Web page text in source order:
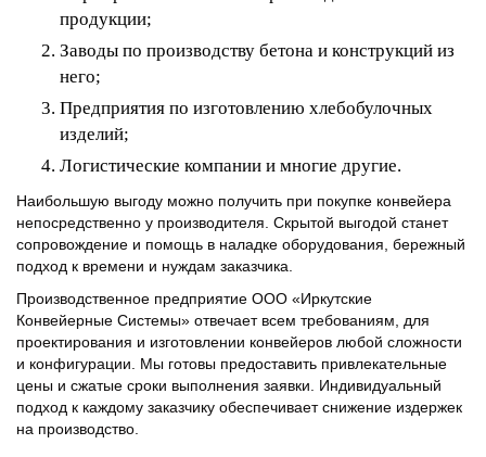
продукции;
Заводы по производству бетона и конструкций из
него;
Предприятия по изготовлению хлебобулочных
изделий;
Логистические компании и многие другие.
Наибольшую выгоду можно получить при покупке конвейера
непосредственно у производителя. Скрытой выгодой станет
сопровождение и помощь в наладке оборудования, бережный
подход к времени и нуждам заказчика.
Производственное предприятие ООО «Иркутские
Конвейерные Системы» отвечает всем требованиям, для
проектирования и изготовлении конвейеров любой сложности
и конфигурации. Мы готовы предоставить привлекательные
цены и сжатые сроки выполнения заявки. Индивидуальный
подход к каждому заказчику обеспечивает снижение издержек
на производство.